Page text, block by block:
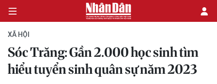
CHÍNH TRỊ
XÃ HỘI
Sóc Trăng: Gần 2.000 học sinh tìm
hiểu tuyển sinh quân sự năm 2023